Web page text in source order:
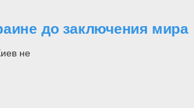
до заключения мира
не